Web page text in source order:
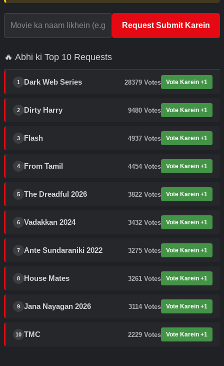
Request Submit Karein
🔥 Abhi ki Top 10 Requests
1 Dark Web Series 28379 Votes Vote Karein +1
2 Dirty Harry 9480 Votes Vote Karein +1
3 Flash 4937 Votes Vote Karein +1
4 From Tamil 4454 Votes Vote Karein +1
5 The Dreadful 2026 3822 Votes Vote Karein +1
6 Vadakkan 2024 3432 Votes Vote Karein +1
7 Ante Sundaraniki 2022 3275 Votes Vote Karein +1
8 House Mates 3261 Votes Vote Karein +1
9 Jana Nayagan 2026 3114 Votes Vote Karein +1
10 TMC 2229 Votes Vote Karein +1